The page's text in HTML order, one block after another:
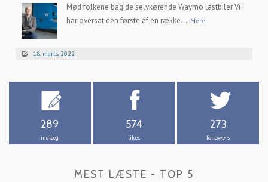
Mød folkene bag de selvkørende Waymo lastbiler Vi
har oversat den første af en række... Mere
18. marts 2022
289
indlæg
574
likes
273
followers
MEST LÆSTE - TOP 5